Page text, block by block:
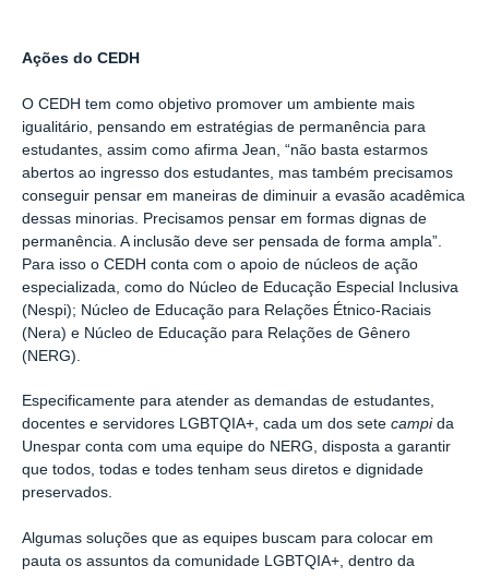
Ações do CEDH
O CEDH tem como objetivo promover um ambiente mais
igualitário, pensando em estratégias de permanência para
estudantes, assim como afirma Jean, “não basta estarmos
abertos ao ingresso dos estudantes, mas também precisamos
conseguir pensar em maneiras de diminuir a evasão acadêmica
dessas minorias. Precisamos pensar em formas dignas de
permanência. A inclusão deve ser pensada de forma ampla”.
Para isso o CEDH conta com o apoio de núcleos de ação
especializada, como do Núcleo de Educação Especial Inclusiva
(Nespi); Núcleo de Educação para Relações Étnico-Raciais
(Nera) e Núcleo de Educação para Relações de Gênero
(NERG).
Especificamente para atender as demandas de estudantes,
docentes e servidores LGBTQIA+, cada um dos sete campida
Unespar conta com uma equipe do NERG, disposta a garantir
que todos, todas e todes tenham seus diretos e dignidade
preservados.
Algumas soluções que as equipes buscam para colocar em
pauta os assuntos da comunidade LGBTQIA+, dentro da